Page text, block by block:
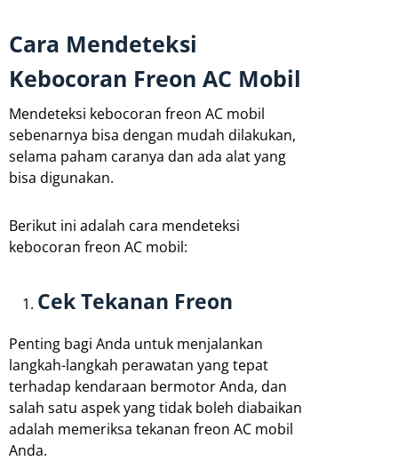
Cara Mendeteksi
Kebocoran Freon AC Mobil
Mendeteksi kebocoran freon AC mobil
sebenarnya bisa dengan mudah dilakukan,
selama paham caranya dan ada alat yang
bisa digunakan.
Berikut ini adalah cara mendeteksi
kebocoran freon AC mobil:
Cek Tekanan Freon
Penting bagi Anda untuk menjalankan
langkah-langkah perawatan yang tepat
terhadap kendaraan bermotor Anda, dan
salah satu aspek yang tidak boleh diabaikan
adalah memeriksa tekanan freon AC mobil
Anda.